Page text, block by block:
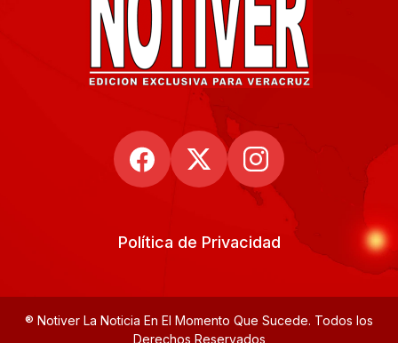
Política de Privacidad
® Notiver La Noticia En El Momento Que Sucede. Todos los
Derechos Reservados